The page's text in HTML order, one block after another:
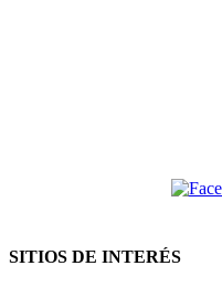
SITIOS DE INTERÉS